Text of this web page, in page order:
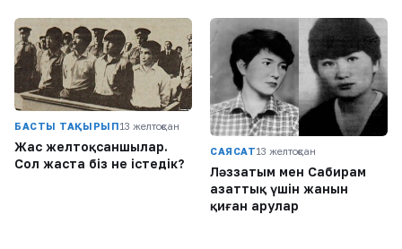
БАСТЫ ТАҚЫРЫП13 желтоқсан
Жас желтоқсаншылар.
Сол жаста біз не істедік?
САЯСАТ13 желтоқсан
Ләззатым мен Сабирам
азаттық үшін жанын
қиған арулар